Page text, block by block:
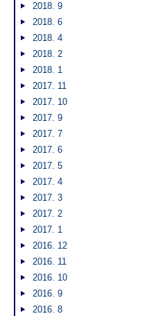
2018. 9
2018. 6
2018. 4
2018. 2
2018. 1
2017. 11
2017. 10
2017. 9
2017. 7
2017. 6
2017. 5
2017. 4
2017. 3
2017. 2
2017. 1
2016. 12
2016. 11
2016. 10
2016. 9
2016. 8